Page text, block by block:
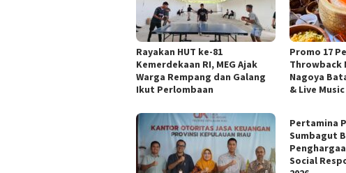
Rayakan HUT ke-81
Kemerdekaan RI, MEG Ajak
Warga Rempang dan Galang
Ikut Perlombaan
Promo 17
Throwback
Nagoya
& Live
Pertamina
Sumbagut
Social